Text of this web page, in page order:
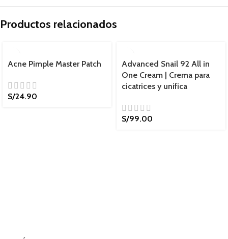
Productos relacionados
Acne Pimple Master Patch
S/24.90
Advanced Snail 92 All in
One Cream | Crema para
cicatrices y unifica
S/99.00